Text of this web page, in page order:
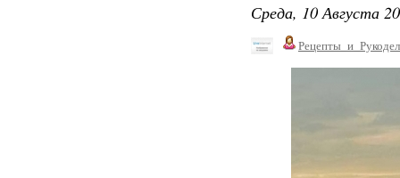
Среда, 10 Августа